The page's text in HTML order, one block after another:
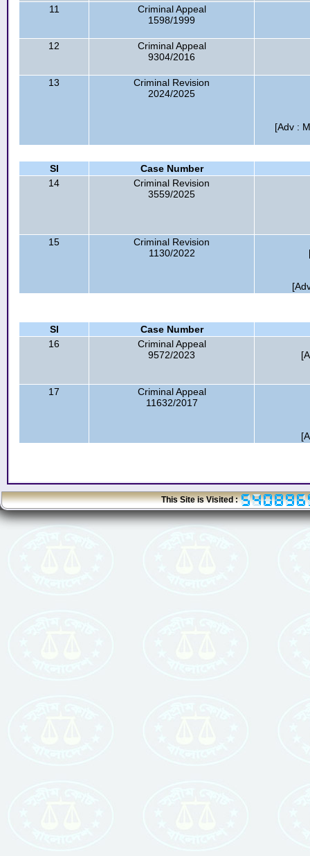
11
Criminal Appeal
1598/1999
12
Criminal Appeal
9304/2016
13
Criminal Revision
2024/2025
[Adv :
Sl
Case Number
14
Criminal Revision
3559/2025
15
Criminal Revision
1130/2022
Sl
Case Number
16
Criminal Appeal
9572/2023
17
Criminal Appeal
11632/2017
This Site is Visited :